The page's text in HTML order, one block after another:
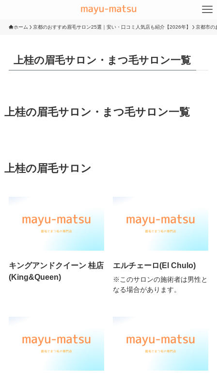
ホーム 京都のおすすめ眉毛サロン25選｜安い・口コミ人気店も紹介【2026年】 京都市の
上桂の眉毛サロン・まつ毛サロン一覧
上桂の眉毛サロン・まつ毛サロン一覧
上桂の眉毛サロン
キングアンドクイーン 桂店
(King&Queen)
エルチェーロ(El Chulo)
※このサロンの施術者は男性と
なる場合があります。